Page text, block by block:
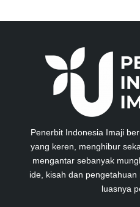
Penerbit Indonesia Imaji
yang keren, menghibur
mengantar sebanyak
ide, kisah dan
luasnya